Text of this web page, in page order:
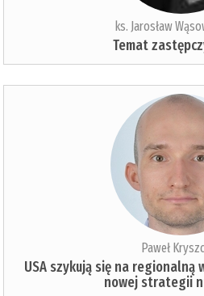
ks. Jarosław
Temat
Paweł
USA szykują się na regionalną
nowej strategii